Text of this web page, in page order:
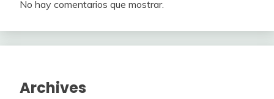
No hay comentarios que mostrar.
Archives